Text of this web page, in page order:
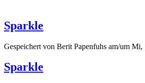
Sparkle
Gespeichert von Berit Papenfuhs am/um Mi,
Sparkle